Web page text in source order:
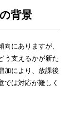
背景
にありますが、
う支えるかが新た
加により、放課後
では対応が難しく